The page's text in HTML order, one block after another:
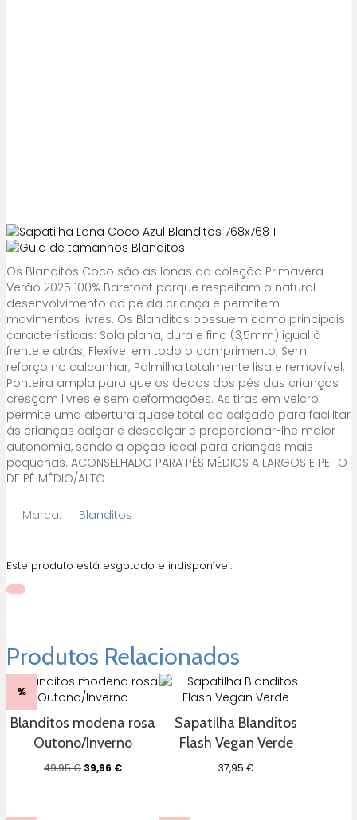
Os Blanditos Coco são as lonas da coleção Primavera-
Verão 2025 100% Barefoot porque respeitam o natural
desenvolvimento do pé da criança e permitem
movimentos livres. Os Blanditos possuem como principais
características: Sola plana, dura e fina (3,5mm) igual à
frente e atrás; Flexível em todo o comprimento; Sem
reforço no calcanhar; Palmilha totalmente lisa e removível;
Ponteira ampla para que os dedos dos pés das crianças
cresçam livres e sem deformações. As tiras em velcro
permite uma abertura quase total do calçado para facilitar
ás crianças calçar e descalçar e proporcionar-lhe maior
autonomia, sendo a opção ideal para crianças mais
pequenas. ACONSELHADO PARA PÉS MÉDIOS A LARGOS E PEITO
DE PÉ MÉDIO/ALTO
Marca: Blanditos
Este produto está esgotado e indisponível.
Produtos Relacionados
%
Blanditos modena rosa
Outono/Inverno
49,95€ O
39,96 €O
Sapatilha Blanditos
Flash Vegan Verde
37,95 €